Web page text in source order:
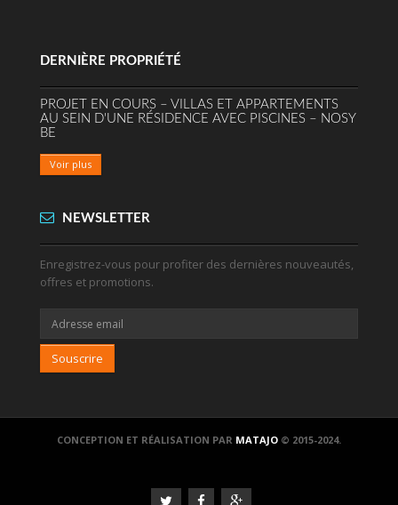
DERNIÈRE PROPRIÉTÉ
PROJET EN COURS – VILLAS ET APPARTEMENTS
AU SEIN D'UNE RÉSIDENCE AVEC PISCINES – NOSY
BE
Voir plus
NEWSLETTER
Enregistrez-vous pour profiter des dernières nouveautés,
offres et promotions.
Souscrire
CONCEPTION ET RÉALISATION PAR MATAJO © 2015-2024.